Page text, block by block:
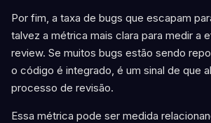
Por fim, a taxa de bugs que escapam
talvez a métrica mais clara para medir a
review. Se muitos bugs estão sendo
o código é integrado, é um sinal de que
processo de revisão.
Essa métrica pode ser medida